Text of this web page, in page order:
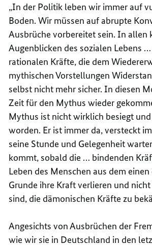
„In der Politik leben wir immer auf
Boden. Wir müssen auf abrupte
Ausbrüche vorbereitet sein. In allen
Augenblicken des sozialen Lebens
rationalen Kräfte, die dem
mythischen Vorstellungen
selbst nicht mehr sicher. In diesen
Zeit für den Mythus wieder
Mythus ist nicht wirklich besiegt
worden. Er ist immer da, versteckt
seine Stunde und Gelegenheit
kommt, sobald die … bindenden
Leben des Menschen aus dem
Grunde ihre Kraft verlieren und
sind, die dämonischen Kräfte zu
Angesichts von Ausbrüchen der
wie wir sie in Deutschland in den